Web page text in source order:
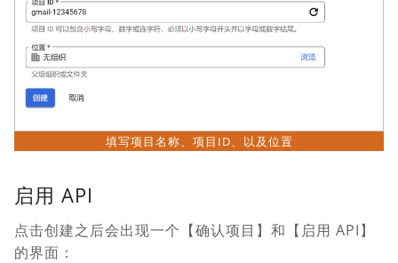
填写项目名称、项目ID、以及位置
启用 API
点击创建之后会出现一个【确认项目】和【启用 API】
的界面：